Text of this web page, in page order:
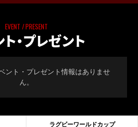
・プレゼント
EVENT / PRESENT
ント・プレゼント情報はありませ
ん。
ラグビーワールドカップ